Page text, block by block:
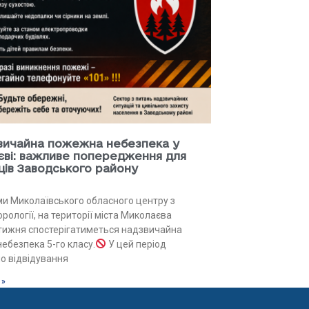
пожежна небезпека у
важливе попередження для
Заводського району
Миколаївського обласного центру з
на території міста Миколаєва
спостерігатиметься надзвичайна
5-го класу.
У цей період
відвідування